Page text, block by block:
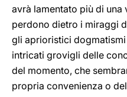
avrà lamentato più di
perdono dietro i miraggi
gli aprioristici
intricati grovigli delle
del momento, che
propria convenienza o